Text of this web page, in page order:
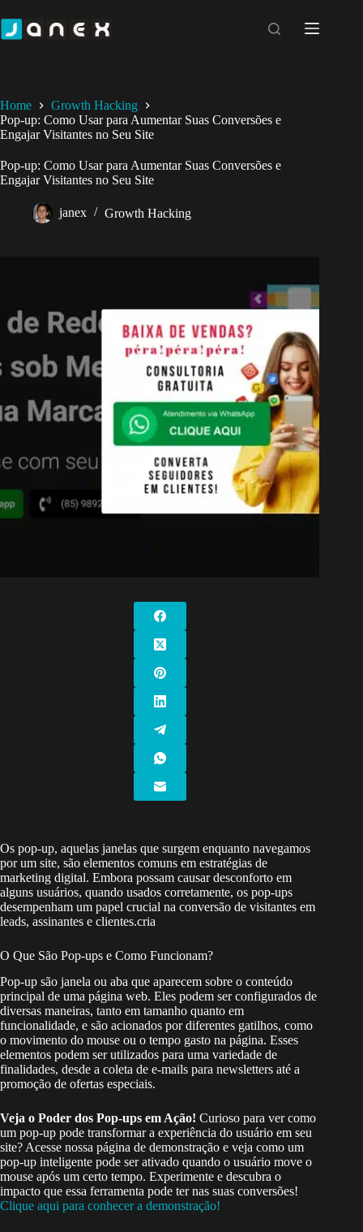
para
o
Home
Growth Hacking
Pop-up: Como Usar para Aumentar Suas Conversões e
Engajar Visitantes no Seu Site
Pop-up: Como Usar para Aumentar Suas Conversões e
Engajar Visitantes no Seu Site
janex Growth Hacking
Os pop-up, aquelas janelas que surgem enquanto navegamos
por um site, são elementos comuns em estratégias de
marketing digital. Embora possam causar desconforto em
alguns usuários, quando usados corretamente, os pop-ups
desempenham um papel crucial na conversão de visitantes em
leads, assinantes e clientes.cria
O Que São Pop-ups e Como Funcionam?
Pop-up são janela ou aba que aparecem sobre o conteúdo
principal de uma página web. Eles podem ser configurados de
diversas maneiras, tanto em tamanho quanto em
funcionalidade, e são acionados por diferentes gatilhos, como
o movimento do mouse ou o tempo gasto na página. Esses
elementos podem ser utilizados para uma variedade de
finalidades, desde a coleta de e-mails para newsletters até a
promoção de ofertas especiais.
Veja o Poder dos Pop-ups em Ação! Curioso para ver como
um pop-up pode transformar a experiência do usuário em seu
site? Acesse nossa página de demonstração e veja como um
pop-up inteligente pode ser ativado quando o usuário move o
mouse após um certo tempo. Experimente e descubra o
impacto que essa ferramenta pode ter nas suas conversões!
Clique aqui para conhecer a demonstração!